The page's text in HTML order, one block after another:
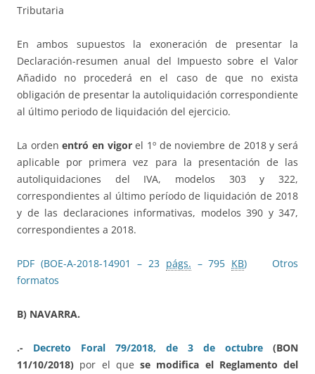
Tributaria
En ambos supuestos la exoneración de presentar la
Declaración-resumen anual del Impuesto sobre el Valor
Añadido no procederá en el caso de que no exista
obligación de presentar la autoliquidación correspondiente
al último periodo de liquidación del ejercicio.
La ordenentró en vigorel 1º de noviembre de 2018 y será
aplicable por primera vez para la presentación de las
autoliquidaciones del IVA, modelos 303 y 322,
correspondientes al último período de liquidación de 2018
y de las declaraciones informativas, modelos 390 y 347,
correspondientes a 2018.
PDF (BOE-A-2018-14901 – 23 págs. – 795 KB)
Otros
formatos
B) NAVARRA.
.- Decreto Foral 79/2018, de 3 de octubre (BON
11/10/2018) por el que se modifica el Reglamento del